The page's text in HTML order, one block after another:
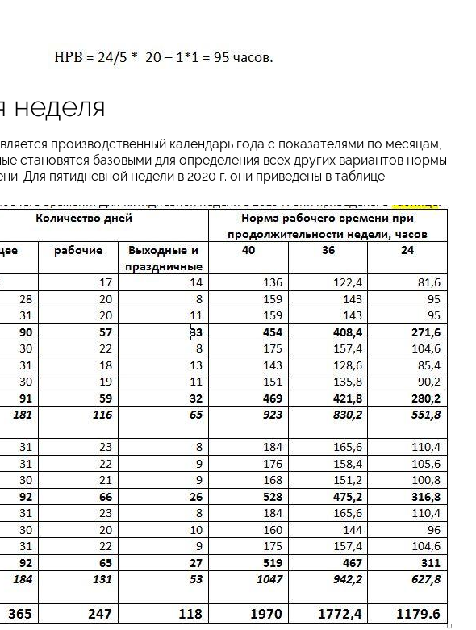
неделя
производственный календарь года с показателями по месяцам,
становятся базовыми для определения всех других вариантов нормы
Для пятидневной недели в 2020 г. они приведены в таблице.